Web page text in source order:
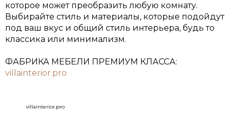
которое может преобразить любую комнату.
Выбирайте стиль и материалы, которые подойдут
под ваш вкус и общий стиль интерьера, будь то
классика или минимализм.
ФАБРИКА МЕБЕЛИ ПРЕМИУМ КЛАССА:
villainterior.pro
villainterior.pro